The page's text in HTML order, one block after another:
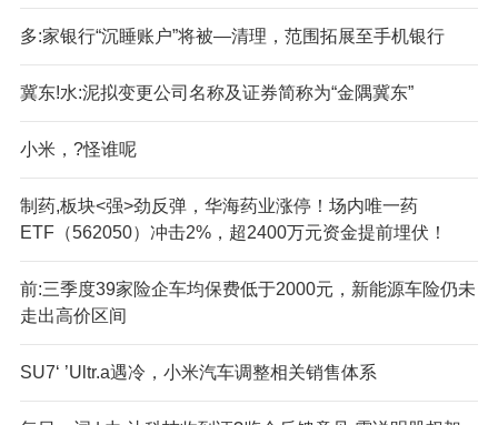
多:家银行“沉睡账户”将被—清理，范围拓展至手机银行
冀东!水:泥拟变更公司名称及证券简称为“金隅冀东”
小米，?怪谁呢
制药,板块<强>劲反弹，华海药业涨停！场内唯一药
ETF（562050）冲击2%，超2400万元资金提前埋伏！
前:三季度39家险企车均保费低于2000元，新能源车险仍未
走出高价区间
SU7‘ ’Ultr.a遇冷，小米汽车调整相关销售体系